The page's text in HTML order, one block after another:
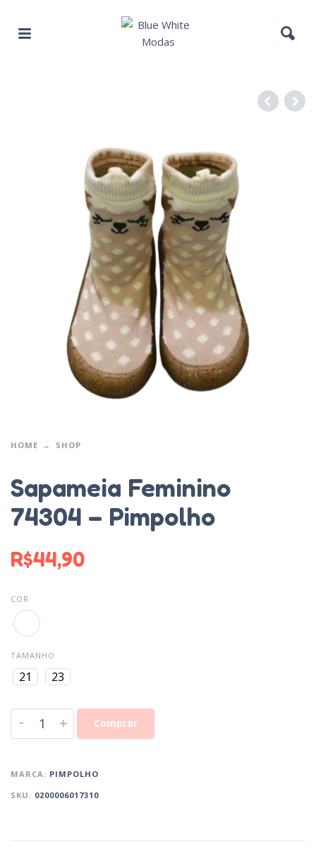
HOME SHOP
Sapameia Feminino
74304 – Pimpolho
R$44,90
COR
TAMANHO
21 23
- + Comprar
MARCA: PIMPOLHO
SKU: 0200006017310